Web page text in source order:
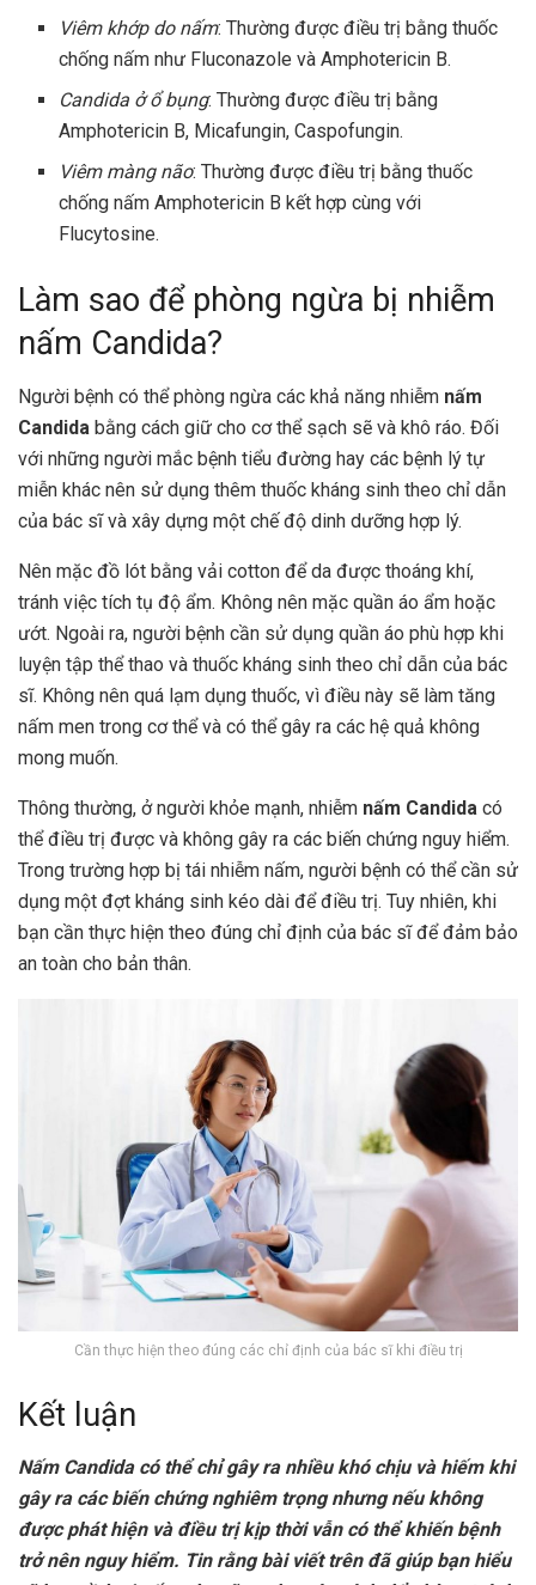
Viêm khớp do nấm: Thường được điều trị bằng thuốc
chống nấm như Fluconazole và Amphotericin B.
Candida ở ổ bụng: Thường được điều trị bằng
Amphotericin B, Micafungin, Caspofungin.
Viêm màng não: Thường được điều trị bằng thuốc
chống nấm Amphotericin B kết hợp cùng với
Flucytosine.
Làm sao để phòng ngừa bị nhiễm
nấm Candida?
Người bệnh có thể phòng ngừa các khả năng nhiễm nấm
Candida bằng cách giữ cho cơ thể sạch sẽ và khô ráo. Đối
với những người mắc bệnh tiểu đường hay các bệnh lý tự
miễn khác nên sử dụng thêm thuốc kháng sinh theo chỉ dẫn
của bác sĩ và xây dựng một chế độ dinh dưỡng hợp lý.
Nên mặc đồ lót bằng vải cotton để da được thoáng khí,
tránh việc tích tụ độ ẩm. Không nên mặc quần áo ẩm hoặc
ướt. Ngoài ra, người bệnh cần sử dụng quần áo phù hợp khi
luyện tập thể thao và thuốc kháng sinh theo chỉ dẫn của bác
sĩ. Không nên quá lạm dụng thuốc, vì điều này sẽ làm tăng
nấm men trong cơ thể và có thể gây ra các hệ quả không
mong muốn.
Thông thường, ở người khỏe mạnh, nhiễm nấm Candida có
thể điều trị được và không gây ra các biến chứng nguy hiểm.
Trong trường hợp bị tái nhiễm nấm, người bệnh có thể cần sử
dụng một đợt kháng sinh kéo dài để điều trị. Tuy nhiên, khi
bạn cần thực hiện theo đúng chỉ định của bác sĩ để đảm bảo
an toàn cho bản thân.
Cần thực hiện theo đúng các chỉ định của bác sĩ khi điều trị
Kết luận
Nấm Candida có thể chỉ gây ra nhiều khó chịu và hiếm khi
gây ra các biến chứng nghiêm trọng nhưng nếu không
được phát hiện và điều trị kịp thời vẫn có thể khiến bệnh
trở nên nguy hiểm. Tin rằng bài viết trên đã giúp bạn hiểu